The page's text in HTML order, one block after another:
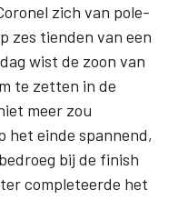
zich van pole-
zes tienden van een
wist de zoon van
te zetten in de
meer zou
het einde spannend,
bij de finish
completeerde het